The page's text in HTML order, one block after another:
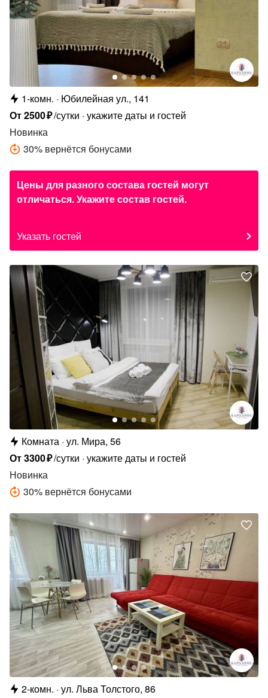
1-комн.
Юбилейная ул., 141
От2500₽/сутки укажите даты и гостей
Новинка
30% вернётся бонусами
Цены для разного состава гостей могут
отличаться. Укажите состав гостей.
Указать гостей
Комната ул. Мира, 56
От3300₽/сутки укажите даты и гостей
Новинка
30% вернётся бонусами
2-комн. ул. Льва Толстого, 86